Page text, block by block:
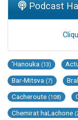
Podcast
'Hanouka (13)
Bar-Mitsva (7)
Cacheroute (108)
Chemirat haLachone